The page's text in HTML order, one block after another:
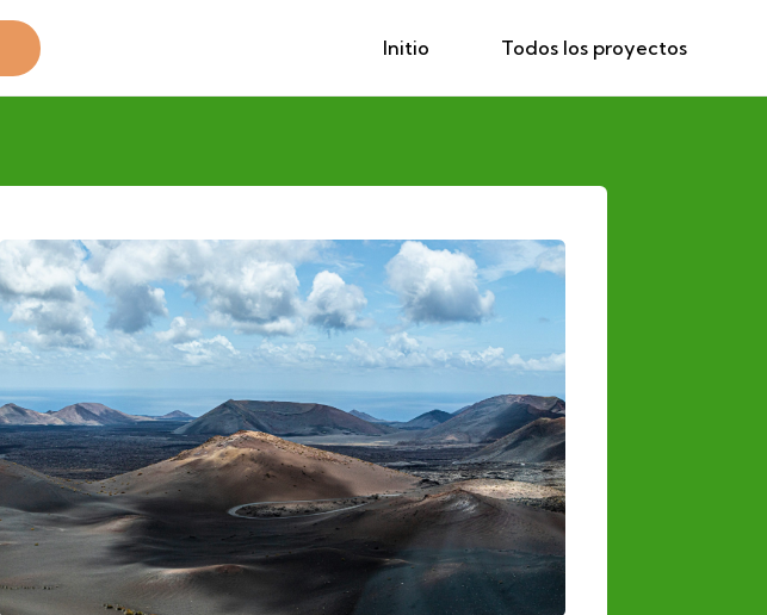
Initio Todos los proyectos